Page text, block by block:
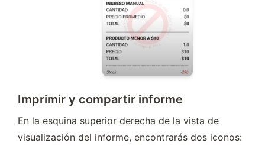
Imprimir y compartir informe
En la esquina superior derecha de la vista de
visualización del informe, encontrarás dos iconos: